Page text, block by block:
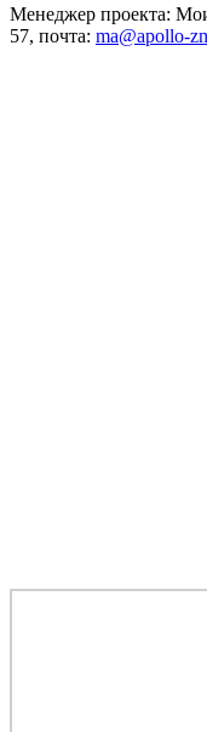
Менеджер проекта:
57, почта: ma@apollo-